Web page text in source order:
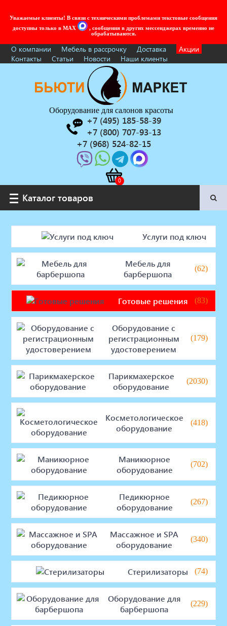
Уважаемые клиенты! В связи с техническими проблемами текстовые сообщения
доступны только в MAX
, сообщения в других мессенджерах временно не
обрабатываются.
О компании Мебель в рассрочку Доставка
Акции
Контакты
Статьи Новости Наши клиенты
Оборудование для салонов красоты
+7 (495) 185-58-39
+7 (800) 707-93-13
+7 (968) 524-82-15
Каталог товаров
Каталог товаров
Услуги под ключ
Мебель для барбершопа
Готовые решения
Оборудование с регистрационным
удостоверением
Парикмахерское оборудование
Косметологическое оборудование
Маникюрное оборудование
Педикюрное оборудование
Массажное и SPA оборудование
Стерилизаторы
Оборудование для барбершопа
Оборудование для визажистов
Оборудование для нейл-бара
Мебель для холла
Солярии
Депиляция
Мебель в стиле Лофт
Доставка за один день
Услуги под ключ
Мебель для
барбершопа
(62)
Готовые решения (83)
Оборудование с
регистрационным
удостоверением
(179)
Парикмахерское
оборудование
(2030)
Косметологическое
оборудование
(418)
Маникюрное
оборудование
(702)
Педикюрное
оборудование
(267)
Массажное и SPA
оборудование
(340)
Стерилизаторы (74)
Оборудование для
барбершопа
(229)